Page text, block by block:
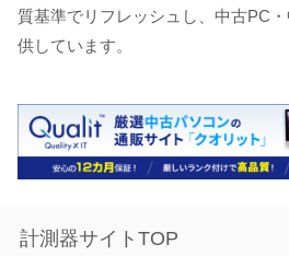
質基準でリフレッシュし、中古PC
供しています。
計測器サイトTOP